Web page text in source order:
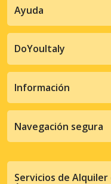
Ayuda
DoYouItaly
Información
Navegación segura
Servicios de